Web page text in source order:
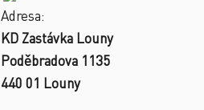
Adresa:
KD Zastávka Louny
Poděbradova 1135
440 01 Louny